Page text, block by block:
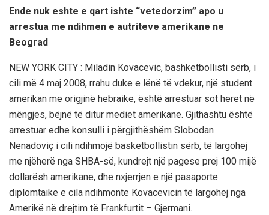
Ende nuk eshte e qart ishte “vetedorzim” apo u
arrestua me ndihmen e autriteve amerikane ne
Beograd
NEW YORK CITY : Miladin Kovacevic, bashketbollisti sërb, i
cili më 4 maj 2008, rrahu duke e lënë të vdekur, një student
amerikan me origjinë hebraike, është arrestuar sot heret në
mëngjes, bëjnë të ditur mediet amerikane. Gjithashtu është
arrestuar edhe konsulli i përgjithëshëm Slobodan
Nenadoviç i cili ndihmojë basketbollistin sërb, të largohej
me njëherë nga SHBA-së, kundrejt një pagese prej 100 mijë
dollarësh amerikane, dhe nxjerrjen e një pasaporte
diplomtaike e cila ndihmonte Kovacevicin të largohej nga
Amerikë në drejtim të Frankfurtit – Gjermani.